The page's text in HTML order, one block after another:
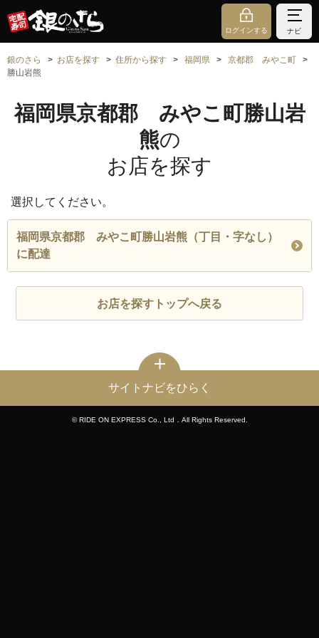
ログインする ナビ
銀のさら お店を探す 住所から探す 福岡県
京都郡 みやこ町
勝山岩熊
福岡県京都郡 みやこ町勝山岩
熊の
お店を探す
選択してください。
福岡県京都郡 みやこ町勝山岩熊（丁目・字なし）
に配達
お店を探すトップへ戻る
サイトナビをひらく
© RIDE ON EXPRESS Co., Ltd．All Rights Reserved.